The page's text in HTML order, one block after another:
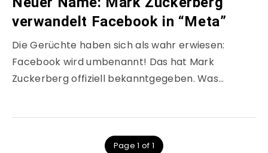
verwandelt Facebook in “Meta”
Die Gerüchte haben sich als wahr erwiesen:
Facebook wird umbenannt! Das hat Mark
Zuckerberg offiziell bekanntgegeben. Was…
Page 1 of 1